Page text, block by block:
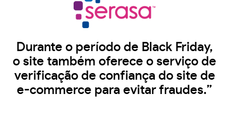
Durante o período de Black Friday,
o site também oferece o serviço de
verificação de confiança do site de
e-commerce para evitar fraudes.”